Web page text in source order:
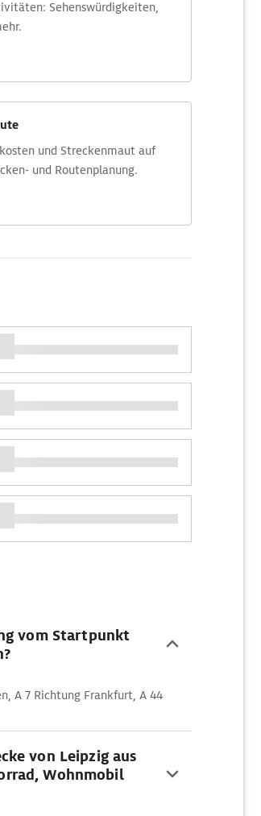
Sehens­würdig­keiten,
und Streckenmaut auf
und Routenplanung.
vom Startpunkt
A 7 Richtung Frankfurt, A 44
von Leipzig aus
Wohnmobil